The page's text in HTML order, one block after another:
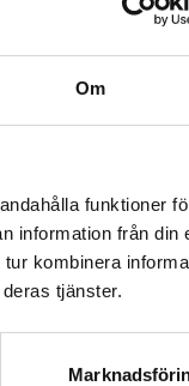
Om
funktioner
information från din
kombinera
tjänster.